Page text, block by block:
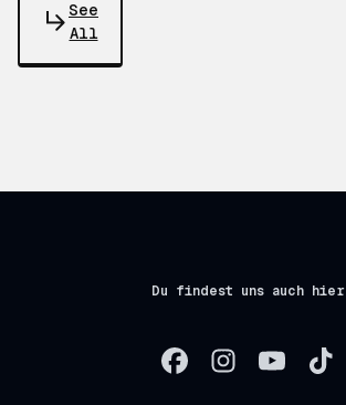
See
All
Du findest uns auch hier